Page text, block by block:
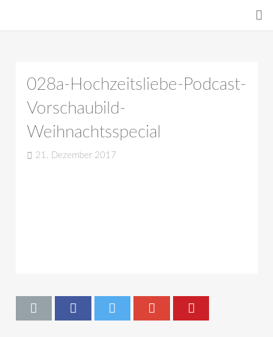
028a-Hochzeitsliebe-Podcast-
Vorschaubild-
Weihnachtsspecial
21. Dezember 2017